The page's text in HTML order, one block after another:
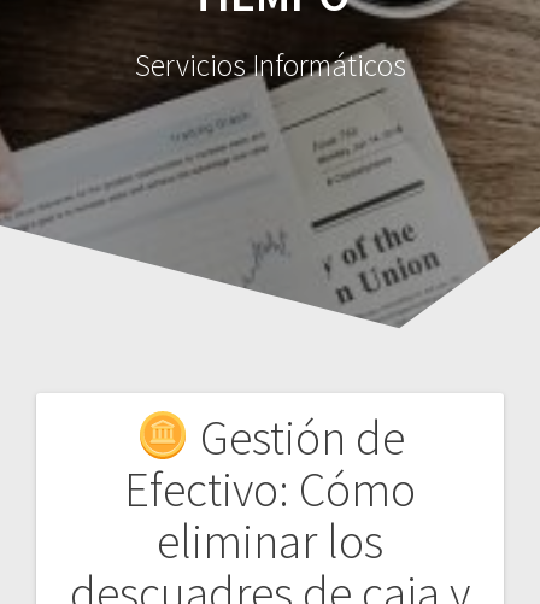
Servicios Informáticos
Gestión de
Efectivo: Cómo
eliminar los
Navegación
entradas